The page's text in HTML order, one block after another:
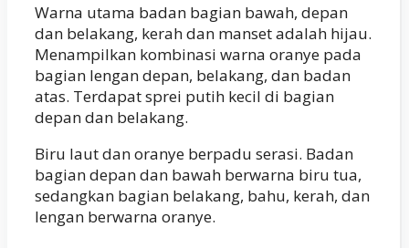
Warna utama badan bagian bawah, depan
dan belakang, kerah dan manset adalah hijau.
Menampilkan kombinasi warna oranye pada
bagian lengan depan, belakang, dan badan
atas. Terdapat sprei putih kecil di bagian
depan dan belakang.
Biru laut dan oranye berpadu serasi. Badan
bagian depan dan bawah berwarna biru tua,
sedangkan bagian belakang, bahu, kerah, dan
lengan berwarna oranye.